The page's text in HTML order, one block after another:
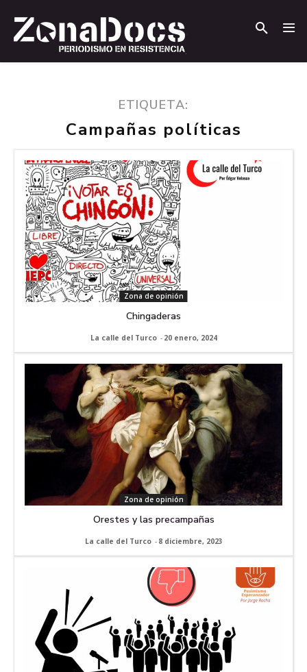
ETIQUETA:
Campañas políticas
Zona de opinión
Chingaderas
La calle del Turco - 20 enero, 2024
Zona de opinión
Orestes y las precampañas
La calle del Turco - 8 diciembre, 2023